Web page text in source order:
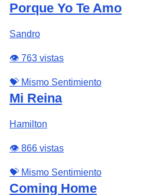
Porque Yo Te Amo
Sandro
👁️ 763 vistas
💝 Mismo Sentimiento
Mi Reina
Hamilton
👁️ 866 vistas
💝 Mismo Sentimiento
Coming Home